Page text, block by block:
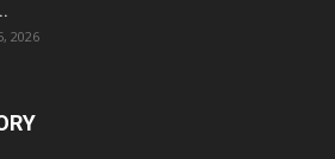
2026